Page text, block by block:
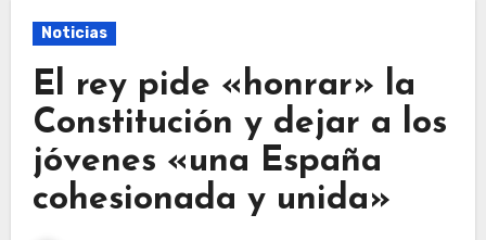
Noticias
El rey pide «honrar» la
Constitución y dejar a los
jóvenes «una España
cohesionada y unida»